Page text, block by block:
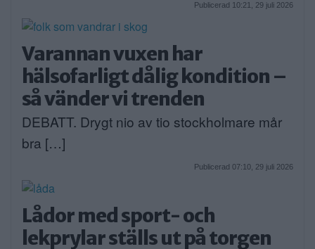
Publicerad 10:21, 29 juli 2026
Varannan vuxen har
hälsofarligt dålig kondition –
så vänder vi trenden
DEBATT. Drygt nio av tio stockholmare mår
bra […]
Publicerad 07:10, 29 juli 2026
Lådor med sport- och
lekprylar ställs ut på torgen